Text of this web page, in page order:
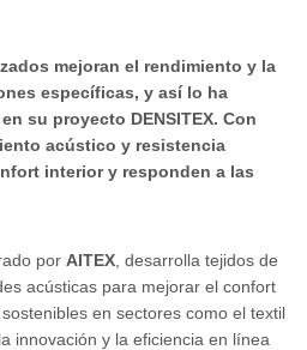
mejoran el rendimiento y la
específicas, y así lo ha
su proyecto DENSITEX. Con
acústico y resistencia
interior y responden a las
por AITEX , desarrolla tejidos de
acústicas para mejorar el confort
en sectores como el textil
innovación y la eficiencia en línea